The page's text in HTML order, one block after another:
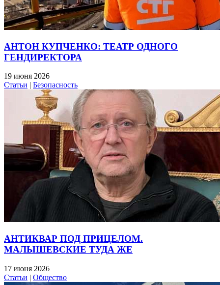
АНТОН КУПЧЕНКО: ТЕАТР ОДНОГО
ГЕНДИРЕКТОРА
19 июня 2026
Статьи
Безопасность
АНТИКВАР ПОД ПРИЦЕЛОМ.
МАЛЫШЕВСКИЕ ТУДА ЖЕ
17 июня 2026
Статьи | Общество